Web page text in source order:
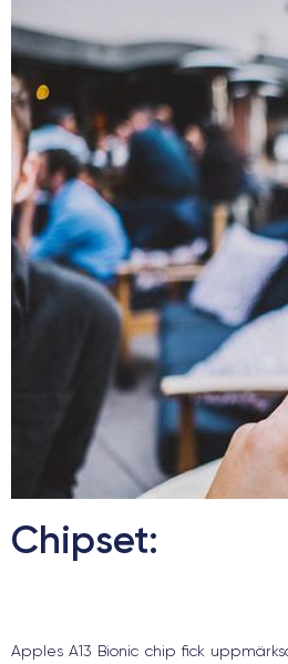
Chipset:
Apples A13 Bionic chip fick